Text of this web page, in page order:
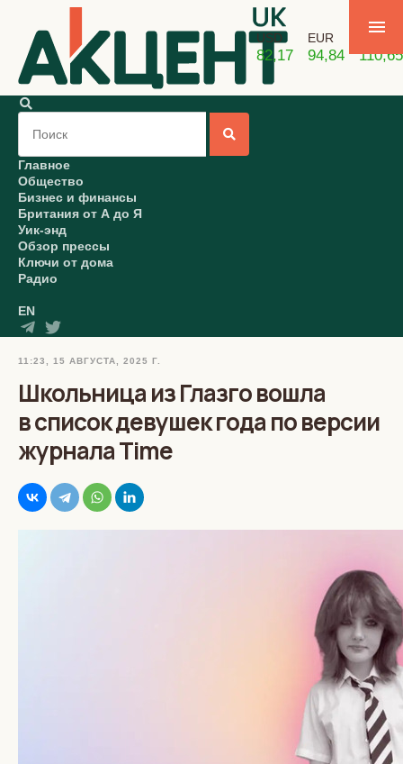
USD
82,17
EUR
94,84 110,65
Главное
Общество
Бизнес и финансы
Британия от А до Я
Уик-энд
Обзор прессы
Ключи от дома
Радио
EN
11:23, 15 АВГУСТА, 2025 Г.
Школьница из Глазго вошла
в список девушек года по версии
журнала Time